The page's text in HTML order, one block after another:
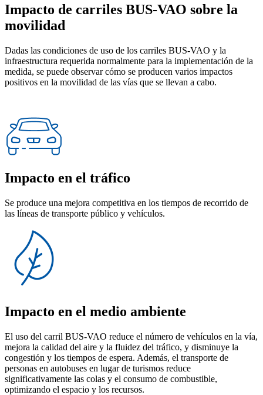
Impacto de carriles BUS-VAO sobre la
movilidad
Dadas las condiciones de uso de los carriles BUS-VAO y la
infraestructura requerida normalmente para la implementación de la
medida, se puede observar cómo se producen varios impactos
positivos en la movilidad de las vías que se llevan a cabo.
Impacto en el tráfico
Se produce una mejora competitiva en los tiempos de recorrido de
las líneas de transporte público y vehículos.
Impacto en el medio ambiente
El uso del carril BUS-VAO reduce el número de vehículos en la vía,
mejora la calidad del aire y la fluidez del tráfico, y disminuye la
congestión y los tiempos de espera. Además, el transporte de
personas en autobuses en lugar de turismos reduce
significativamente las colas y el consumo de combustible,
optimizando el espacio y los recursos.